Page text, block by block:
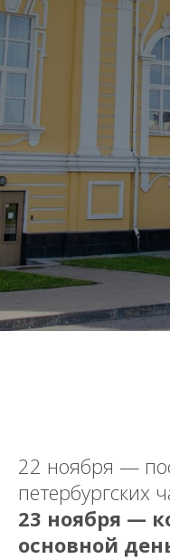
22 ноября —
петербургских
23 ноября —
основной